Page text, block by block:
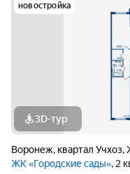
новостройка
3D-тур
Воронеж, квартал Учхоз,
ЖК «Городские сады», 2